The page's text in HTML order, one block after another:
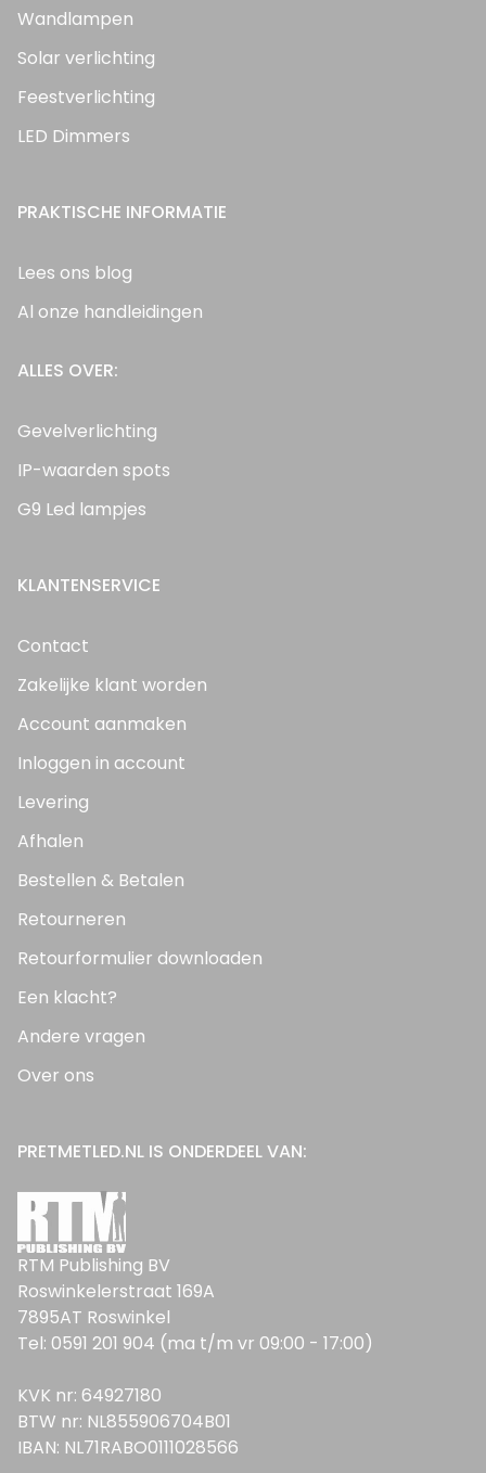
Wandlampen
Solar verlichting
Feestverlichting
LED Dimmers
PRAKTISCHE INFORMATIE
Lees ons blog
Al onze handleidingen
ALLES OVER:
Gevelverlichting
IP-waarden spots
G9 Led lampjes
KLANTENSERVICE
Contact
Zakelijke klant worden
Account aanmaken
Inloggen in account
Levering
Afhalen
Bestellen & Betalen
Retourneren
Retourformulier downloaden
Een klacht?
Andere vragen
Over ons
PRETMETLED.NL IS ONDERDEEL VAN:
RTM Publishing BV
Roswinkelerstraat 169A
7895AT Roswinkel
Tel: 0591 201 904 (ma t/m vr 09:00 - 17:00)
KVK nr: 64927180
BTW nr: NL855906704B01
IBAN: NL71RABO0111028566